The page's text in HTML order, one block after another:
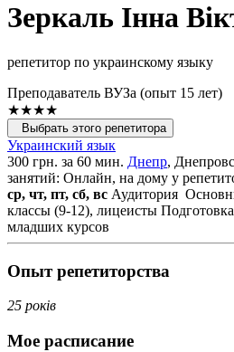
Зеркаль Інна
репетитор по украинскому языку
Преподаватель ВУЗа (опыт 15 лет)
★★★★
Выбрать этого репетитора
Украинский язык
300 грн. за 60 мин. Днепр,
занятий: Онлайн, на дому у
ср, чт, пт, сб, вс Аудитория
классы (9-12), лицеисты
младших курсов
Опыт репетиторства
25 років
Мое расписание